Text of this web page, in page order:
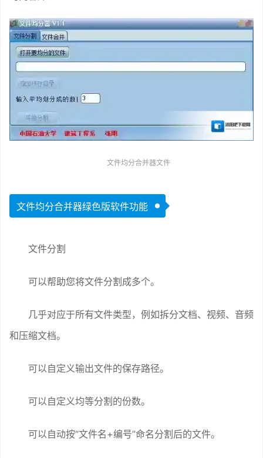
文件均分合并器文件
文件均分合并器绿色版软件功能
文件分割
可以帮助您将文件分割成多个。
几乎对应于所有文件类型，例如拆分文档、视频、音频
和压缩文档。
可以自定义输出文件的保存路径。
可以自定义均等分割的份数。
可以自动按“文件名+编号”命名分割后的文件。